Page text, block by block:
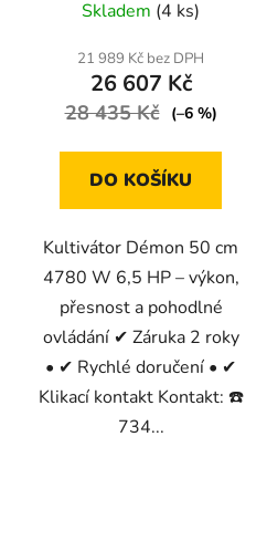
Skladem (4 ks)
21 989 Kč bez DPH
26 607 Kč
28 435 Kč (–6 %)
DO KOŠÍKU
Kultivátor Démon 50 cm
4780 W 6,5 HP – výkon,
přesnost a pohodlné
ovládání ✔ Záruka 2 roky
• ✔ Rychlé doručení • ✔
Klikací kontakt Kontakt: ☎️
734...